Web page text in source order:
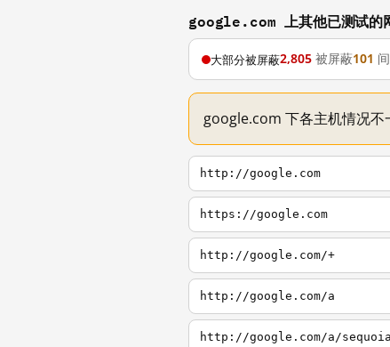
google.com 上其他已测试的
大部分被屏蔽2,805 被屏蔽101
google.com 下各主机情况不
http://google.com
https://google.com
http://google.com/+
http://google.com/a
http://google.com/a/